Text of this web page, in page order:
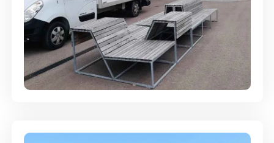
Umzugsreinigung - mit
Abgabegarantie